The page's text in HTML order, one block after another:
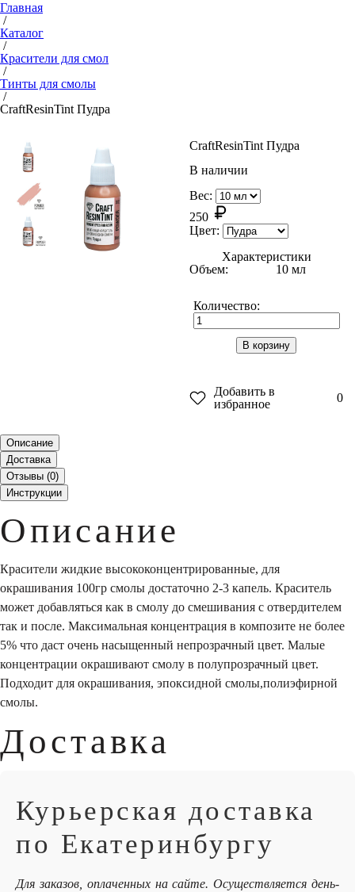
Главная
/
Каталог
/
Красители для смол
/
Тинты для смолы
/
CraftResinTint Пудра
CraftResinTint Пудра
В наличии
Вес:
250
Цвет:
Характеристики
Объем:
10 мл
Количество:
В корзину
Добавить в
избранное
0
Описание
Доставка
Отзывы (0)
Инструкции
Описание
Красители жидкие высококонцентрированные, для
окрашивания 100гр смолы достаточно 2-3 капель. Краситель
может добавляться как в смолу до смешивания с отвердителем
так и после. Максимальная концентрация в композите не более
5% что даст очень насыщенный непрозрачный цвет. Малые
концентрации окрашивают смолу в полупрозрачный цвет.
Подходит для окрашивания, эпоксидной смолы,полиэфирной
смолы.
Доставка
Курьерская доставка
по Екатеринбургу
Для заказов, оплаченных на сайте. Осуществляется день-